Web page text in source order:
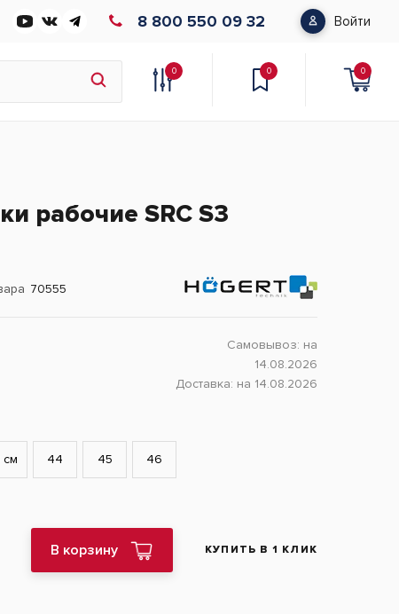
8 800 550 09 32 Войти
0 0 0
рабочие SRC S3
70555
Самовывоз: на
14.08.2026
Доставка: на 14.08.2026
см 44 45 46
В корзину
КУПИТЬ В 1 КЛИК